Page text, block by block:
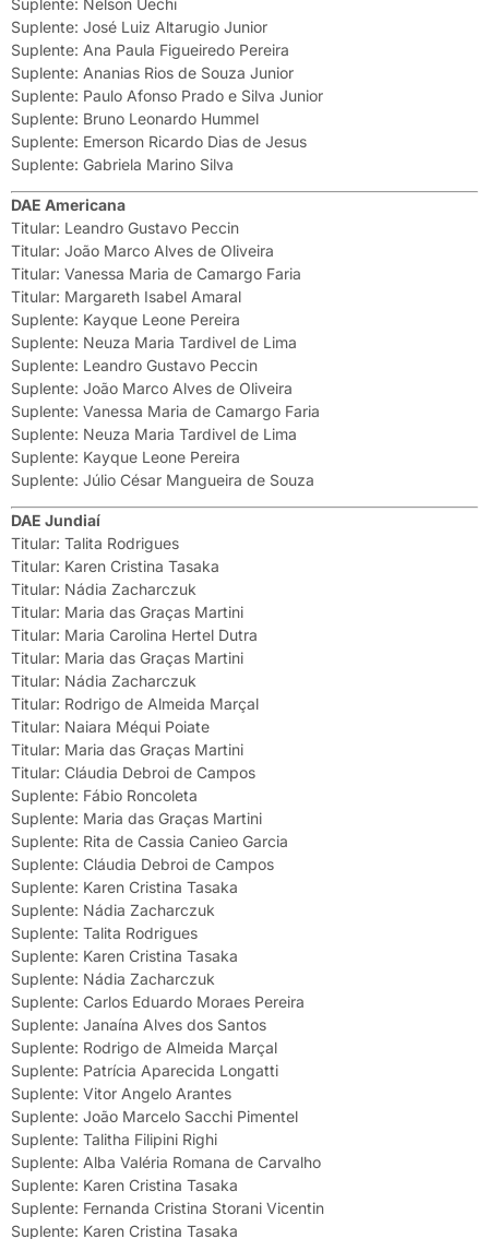
Suplente: José Luiz Altarugio Junior
Suplente: Ana Paula Figueiredo Pereira
Suplente: Ananias Rios de Souza Junior
Suplente: Paulo Afonso Prado e Silva Junior
Suplente: Bruno Leonardo Hummel
Suplente: Emerson Ricardo Dias de Jesus
Suplente: Gabriela Marino Silva
DAE Americana
Titular: Leandro Gustavo Peccin
Titular: João Marco Alves de Oliveira
Titular: Vanessa Maria de Camargo Faria
Titular: Margareth Isabel Amaral
Suplente: Kayque Leone Pereira
Suplente: Neuza Maria Tardivel de Lima
Suplente: Leandro Gustavo Peccin
Suplente: João Marco Alves de Oliveira
Suplente: Vanessa Maria de Camargo Faria
Suplente: Neuza Maria Tardivel de Lima
Suplente: Kayque Leone Pereira
Suplente: Júlio César Mangueira de Souza
DAE Jundiaí
Titular: Talita Rodrigues
Titular: Karen Cristina Tasaka
Titular: Nádia Zacharczuk
Titular: Maria das Graças Martini
Titular: Maria Carolina Hertel Dutra
Titular: Maria das Graças Martini
Titular: Nádia Zacharczuk
Titular: Rodrigo de Almeida Marçal
Titular: Naiara Méqui Poiate
Titular: Maria das Graças Martini
Titular: Cláudia Debroi de Campos
Suplente: Fábio Roncoleta
Suplente: Maria das Graças Martini
Suplente: Rita de Cassia Canieo Garcia
Suplente: Cláudia Debroi de Campos
Suplente: Karen Cristina Tasaka
Suplente: Nádia Zacharczuk
Suplente: Talita Rodrigues
Suplente: Karen Cristina Tasaka
Suplente: Nádia Zacharczuk
Suplente: Carlos Eduardo Moraes Pereira
Suplente: Janaína Alves dos Santos
Suplente: Rodrigo de Almeida Marçal
Suplente: Patrícia Aparecida Longatti
Suplente: Vitor Angelo Arantes
Suplente: João Marcelo Sacchi Pimentel
Suplente: Talitha Filipini Righi
Suplente: Alba Valéria Romana de Carvalho
Suplente: Karen Cristina Tasaka
Suplente: Fernanda Cristina Storani Vicentin
Suplente: Karen Cristina Tasaka